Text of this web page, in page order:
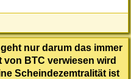
nur darum das immer
von BTC verwiesen wird
Scheindezemtralität ist